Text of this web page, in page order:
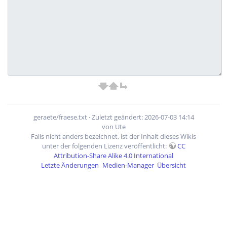
geraete/fraese.txt· Zuletzt geändert: 2026-07-03 14:14
von Ute
Falls nicht anders bezeichnet, ist der Inhalt dieses Wikis
unter der folgenden Lizenz veröffentlicht:
CC
Attribution-Share Alike 4.0 International
Letzte Änderungen Medien-Manager Übersicht